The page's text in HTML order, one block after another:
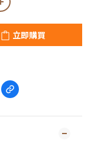
立即購買